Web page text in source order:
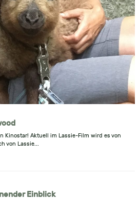
Kinostar! Aktuell im Lassie-Film wird es von
von Lassie...
Einblick